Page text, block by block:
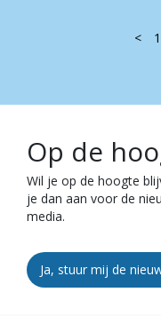
< 1
Op de
Wil je op de hoogte
je dan aan voor de
media.
Ja, stuur mij de